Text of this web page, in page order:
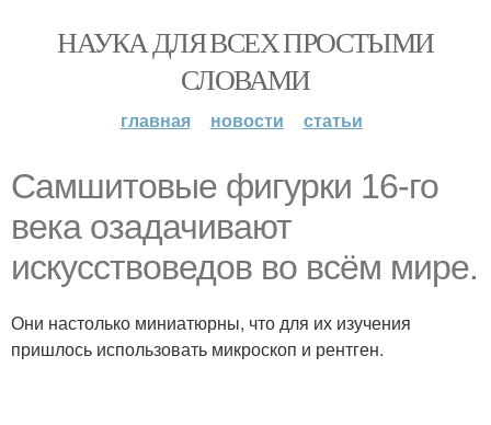
НАУКА ДЛЯ ВСЕХ ПРОСТЫМИ
СЛОВАМИ
главная новости статьи
Самшитовые фигурки 16-го
века озадачивают
искусствоведов во всём мире.
Они настолько миниатюрны, что для их изучения
пришлось использовать микроскоп и рентген.